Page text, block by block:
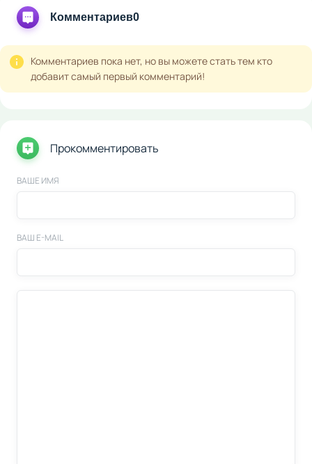
Комментариев0
Комментариев пока нет, но вы можете стать тем кто
добавит самый первый комментарий!
Прокомментировать
ВАШЕ ИМЯ
ВАШ E-MAIL